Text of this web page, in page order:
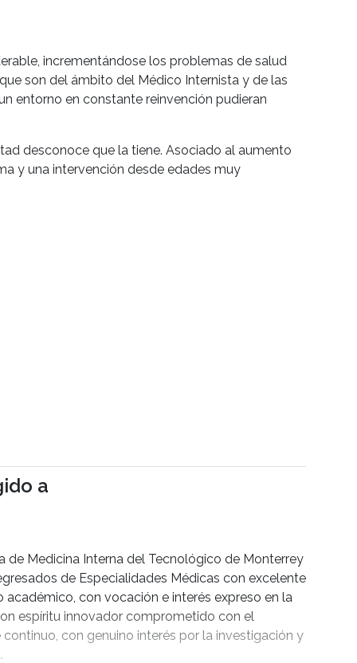
incrementándose los problemas de salud
son del ámbito del Médico Internista y de las
entorno en constante reinvención pudieran
desconoce que la tiene. Asociado al aumento
y una intervención desde edades muy
a
de Medicina Interna del Tecnológico de Monterrey
de Especialidades Médicas con excelente
académico, con vocación e interés expreso en la
espíritu innovador comprometido con el
continuo, con genuino interés por la investigación y